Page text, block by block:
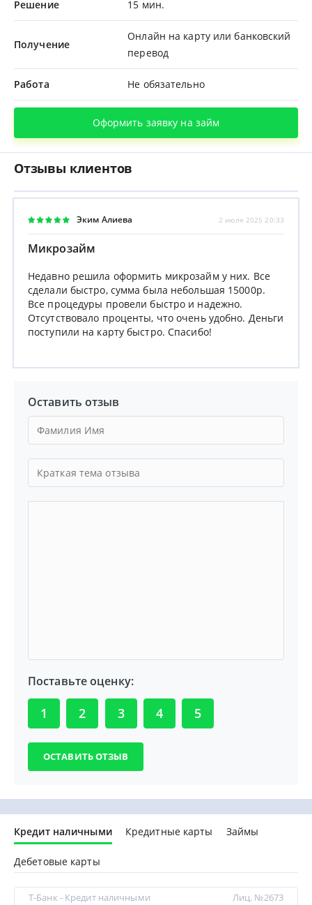
Решение 15 мин.
Получение
Онлайн на карту или банковский
перевод
Работа Не обязательно
Оформить заявку на займ
Отзывы клиентов
Эким Алиева 2 июля 2025 20:33
Микрозайм
Недавно решила оформить микрозайм у них. Все
сделали быстро, сумма была небольшая 15000р.
Все процедуры провели быстро и надежно.
Отсутствовало проценты, что очень удобно. Деньги
поступили на карту быстро. Спасибо!
Оставить отзыв
Поставьте оценку:
1 2 3 4 5
Кредит наличными Кредитные карты Займы
Дебетовые карты
Т-Банк - Кредит наличными Лиц. №2673